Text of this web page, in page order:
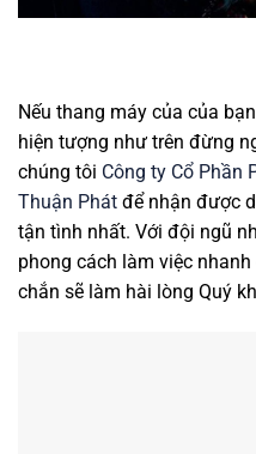
Nếu thang máy của của
hiện tượng như trên đừng
chúng tôi Công ty Cổ Phần
Thuận Phát để nhận được
tận tình nhất. Với đội ngũ
phong cách làm việc
chắn sẽ làm hài lòng Quý